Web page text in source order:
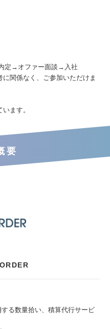
定→オファー面談→入社
関係なく、ご参加いただけま
ます。
要
る数量拾い、積算代行サービ